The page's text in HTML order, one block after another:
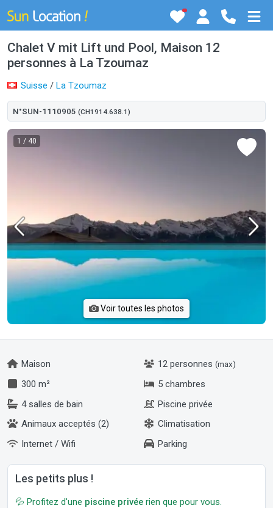
Chalet V mit Lift und Pool, Maison 12
personnes à La Tzoumaz
Suisse / La Tzoumaz
N°SUN-1110905 (CH1914.638.1)
1 / 40
Voir toutes les photos
Maison 12 personnes (max)
300 m²
5 chambres
4 salles de bain
Piscine privée
Animaux acceptés (2)
Climatisation
Internet / Wifi
Parking
Les petits plus !
💦 Profitez d'une piscine privée rien que pour vous.